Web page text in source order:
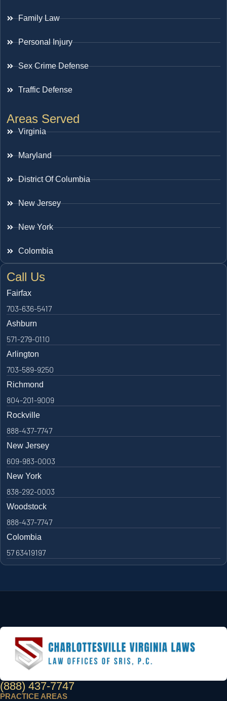
Family Law
Personal Injury
Sex Crime Defense
Traffic Defense
Areas Served
Virginia
Maryland
District Of Columbia
New Jersey
New York
Colombia
Call Us
Fairfax
703-636-5417
Ashburn
571-279-0110
Arlington
703-589-9250
Richmond
804-201-9009
Rockville
888-437-7747
New Jersey
609-983-0003
New York
838-292-0003
Woodstock
888-437-7747
Colombia
57 63419197
(888) 437-7747
PRACTICE AREAS